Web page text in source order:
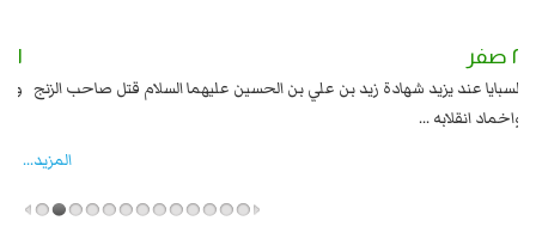
٢ صفر
السبايا عند يزيد شهادة زيد بن علي بن الحسين عليهما السلام قتل صاحب الزنج
واخماد انقلابه ...
المزید...